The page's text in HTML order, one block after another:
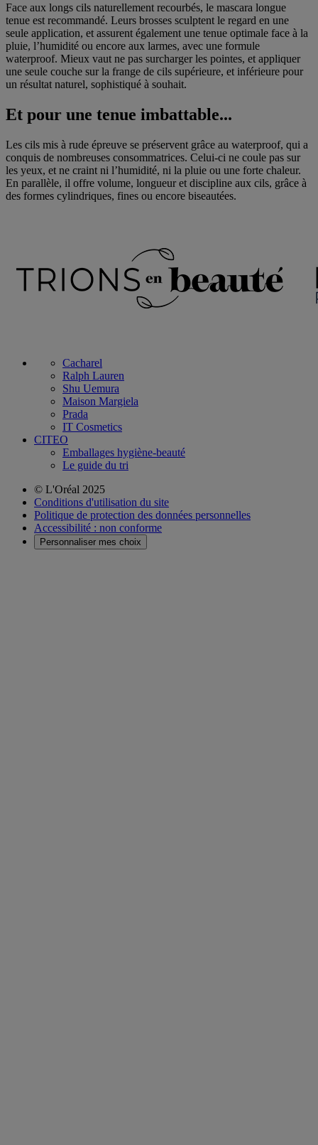
Face aux longs cils naturellement recourbés, le mascara longue
tenue est recommandé. Leurs brosses sculptent le regard en une
seule application, et assurent également une tenue optimale face à la
pluie, l’humidité ou encore aux larmes, avec une formule
waterproof. Mieux vaut ne pas surcharger les pointes, et appliquer
une seule couche sur la frange de cils supérieure, et inférieure pour
un résultat naturel, sophistiqué à souhait.
Et pour une tenue imbattable...
Les cils mis à rude épreuve se préservent grâce au waterproof, qui a
conquis de nombreuses consommatrices. Celui-ci ne coule pas sur
les yeux, et ne craint ni l’humidité, ni la pluie ou une forte chaleur.
En parallèle, il offre volume, longueur et discipline aux cils, grâce à
des formes cylindriques, fines ou encore biseautées.
Cacharel
Ralph Lauren
Shu Uemura
Maison Margiela
Prada
IT Cosmetics
CITEO
Emballages hygiène-beauté
Le guide du tri
© L'Oréal 2025
Conditions d'utilisation du site
Politique de protection des données personnelles
Accessibilité : non conforme
Personnaliser mes choix